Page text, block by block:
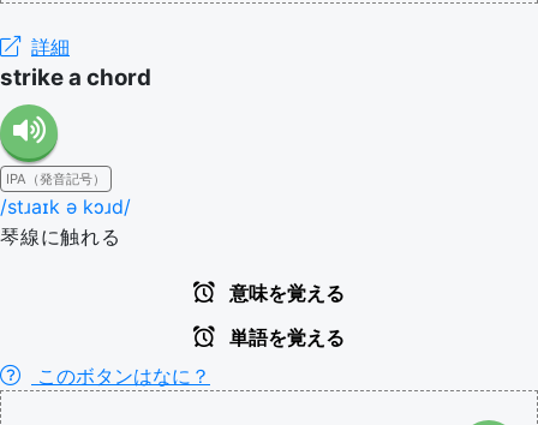
詳細
strike a chord
IPA（発音記号）
/stɹaɪk ə kɔɹd/
琴線に触れる
意味を覚える
単語を覚える
このボタンはなに？